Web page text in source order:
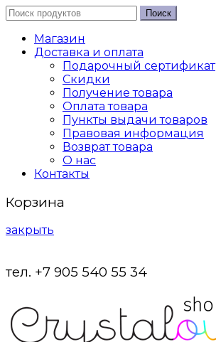
Поиск
Магазин
Доставка и оплата
Подарочный сертификат
Скидки
Получение товара
Оплата товара
Пункты выдачи товаров
Правовая информация
Возврат товара
О нас
Контакты
Корзина
закрыть
тел. +7 905 540 55 34